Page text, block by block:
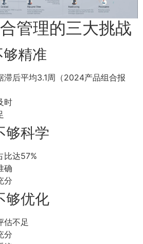
管理的三大挑战
够精准
滞后平均3.1周（2024产品组合报
时
够科学
比达57%
确
分
够优化
估不足
分